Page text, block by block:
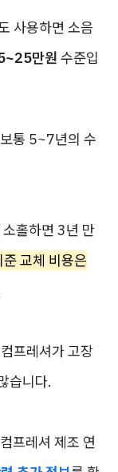
사용하면 소음
만원 수준입
통 5~7년의 수
홀하면 3년 만
교체 비용은
프레셔가 고장
습니다.
프레셔 제조 연